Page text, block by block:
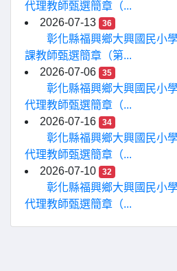
代理教師甄選簡章（...
2026-07-13
36
彰化縣福興鄉大興國民小
課教師甄選簡章（第...
2026-07-06
35
彰化縣福興鄉大興國民小
代理教師甄選簡章（...
2026-07-16
34
彰化縣福興鄉大興國民小
代理教師甄選簡章（...
2026-07-10
32
彰化縣福興鄉大興國民小
代理教師甄選簡章（...